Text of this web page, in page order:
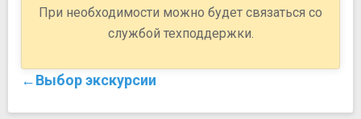
При необходимости можно будет связаться со
службой техподдержки.
←Выбор экскурсии